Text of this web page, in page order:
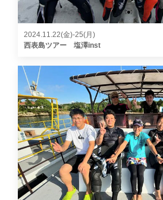
2024.11.22(金)-25(月)
西表島ツアー 塩澤inst